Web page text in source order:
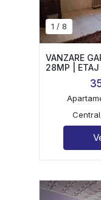
1 / 8
VANZARE
28MP | ETAJ